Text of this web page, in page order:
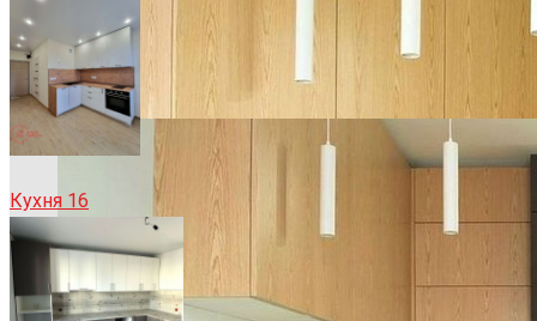
Кухня 16